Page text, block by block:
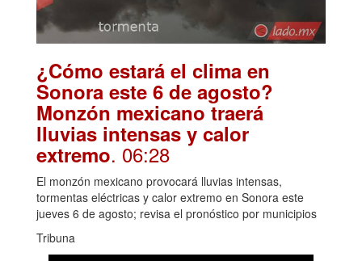
¿Cómo estará el clima en
Sonora este 6 de agosto?
Monzón mexicano traerá
lluvias intensas y calor
extremo. 06:28
El monzón mexicano provocará lluvias intensas,
tormentas eléctricas y calor extremo en Sonora este
jueves 6 de agosto; revisa el pronóstico por municipios
Tribuna